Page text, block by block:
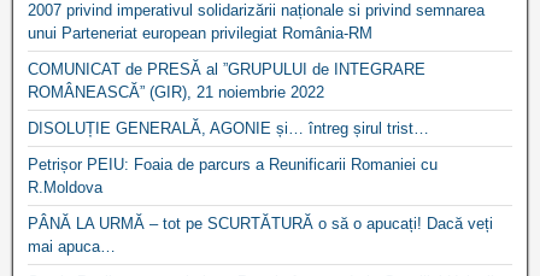
2007 privind imperativul solidarizării naționale si privind semnarea
unui Parteneriat european privilegiat România-RM
COMUNICAT de PRESĂ al ”GRUPULUI de INTEGRARE
ROMÂNEASCĂ” (GIR), 21 noiembrie 2022
DISOLUȚIE GENERALĂ, AGONIE și… întreg șirul trist…
Petrișor PEIU: Foaia de parcurs a Reunificarii Romaniei cu
R.Moldova
PÂNĂ LA URMĂ – tot pe SCURTĂTURĂ o să o apucați! Dacă veți
mai apuca…